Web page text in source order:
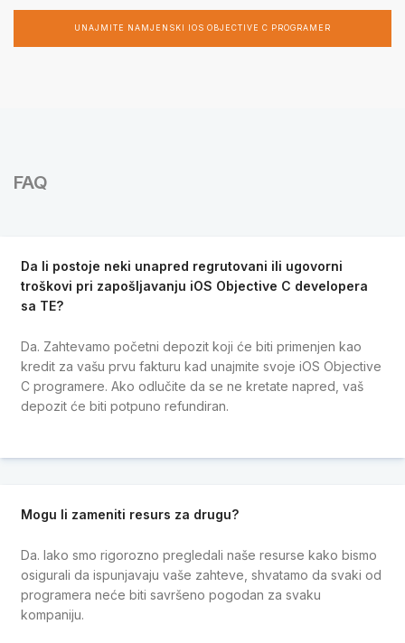
UNAJMITE NAMJENSKI IOS OBJECTIVE C PROGRAMER
FAQ
Da li postoje neki unapred regrutovani ili ugovorni
troškovi pri zapošljavanju iOS Objective C developera
sa TE?
Da. Zahtevamo početni depozit koji će biti primenjen kao
kredit za vašu prvu fakturu kad unajmite svoje iOS Objective
C programere. Ako odlučite da se ne kretate napred, vaš
depozit će biti potpuno refundiran.
Mogu li zameniti resurs za drugu?
Da. Iako smo rigorozno pregledali naše resurse kako bismo
osigurali da ispunjavaju vaše zahteve, shvatamo da svaki od
programera neće biti savršeno pogodan za svaku
kompaniju.